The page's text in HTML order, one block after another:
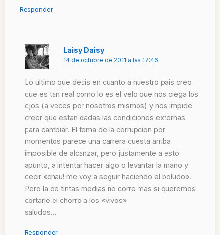
Responder
Laisy Daisy
14 de octubre de 2011 a las 17:46
Lo ultimo que decis en cuanto a nuestro pais creo
que es tan real como lo es el velo que nos ciega los
ojos (a veces por nosotros mismos) y nos impide
creer que estan dadas las condiciones externas
para cambiar. El tema de la corrupcion por
momentos parece una carrera cuesta arriba
imposible de alcanzar, pero justamente a esto
apunto, a intentar hacer algo o levantar la mano y
decir «chau! me voy a seguir haciendo el boludo».
Pero la de tintas medias no corre mas si queremos
cortarle el chorro a los «vivos»
saludos…
Responder